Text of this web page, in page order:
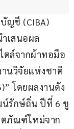
ญชี (CIBA)
เสนอผล
ล์จากผ้าทอมือ
นวิจัยแห่งชาติ
โดยผลงานดัง
น์รักษ์ถิ่น ปีที่ 6 ชู
ตภัณฑ์ใหม่จาก